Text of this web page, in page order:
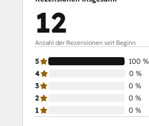
12
Anzahl der Rezensionen seit Beginn
5
100 %
4
0 %
3
0 %
2
0 %
1
0 %